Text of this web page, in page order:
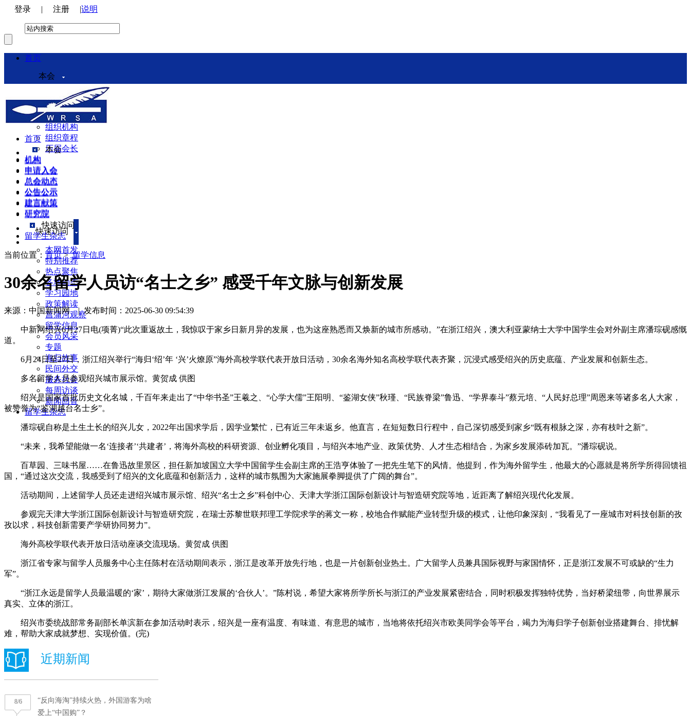
登录 | 注册 |说明
首页
本会
本会介绍
领导机构
理事会
组织机构
组织章程
历届会长
机构
申请入会
总会动态
公告公示
建言献策
研究院
快速访问
本网首发
特别推荐
热点聚焦
各地动态
学习园地
政策解读
菖蒲河观察
留学信息
会员风采
专题
海归故事
民间外交
服务社会
每周访谈
新闻回音
留学生杂志
首页
本会
机构
申请入会
总会动态
公告公示
建言献策
研究院
快速访问
留学生杂志
当前位置： 首页>留学信息
30余名留学人员访“名士之乡” 感受千年文脉与创新发展
来源：中国新闻网 |发布时间：2025-06-30 09:54:39
中新网绍兴6月27日电(项菁)“此次重返故土，我惊叹于家乡日新月异的发展，也为这座熟悉而又焕新的城市所感动。”在浙江绍兴，澳大利亚蒙纳士大学中国学生会对外副主席潘琮砚感慨
道。
6月24日至27日，浙江绍兴举行“海归‘绍’年 ‘兴’火燎原”海外高校学联代表开放日活动，30余名海外知名高校学联代表齐聚，沉浸式感受绍兴的历史底蕴、产业发展和创新生态。
多名留学人员参观绍兴城市展示馆。黄贺成 供图
绍兴是国家首批历史文化名城，千百年来走出了“中华书圣”王羲之、“心学大儒”王阳明、“鉴湖女侠”秋瑾、“民族脊梁”鲁迅、“学界泰斗”蔡元培、“人民好总理”周恩来等诸多名人大家，
被赞誉为“鉴湖越台名士乡”。
潘琮砚自称是土生土长的绍兴儿女，2022年出国求学后，因学业繁忙，已有近三年未返乡。他直言，在短短数日行程中，自己深切感受到家乡“既有根脉之深，亦有枝叶之新”。
“未来，我希望能做一名‘连接者’‘共建者’，将海外高校的科研资源、创业孵化项目，与绍兴本地产业、政策优势、人才生态相结合，为家乡发展添砖加瓦。”潘琮砚说。
百草园、三味书屋……在鲁迅故里景区，担任新加坡国立大学中国留学生会副主席的王浩亨体验了一把先生笔下的风情。他提到，作为海外留学生，他最大的心愿就是将所学所得回馈祖
国，“通过这次交流，我感受到了绍兴的文化底蕴和创新活力，这样的城市氛围为大家施展拳脚提供了广阔的舞台”。
活动期间，上述留学人员还走进绍兴城市展示馆、绍兴“名士之乡”科创中心、天津大学浙江国际创新设计与智造研究院等地，近距离了解绍兴现代化发展。
参观完天津大学浙江国际创新设计与智造研究院，在瑞士苏黎世联邦理工学院求学的蒋文一称，校地合作赋能产业转型升级的模式，让他印象深刻，“我看见了一座城市对科技创新的孜
孜以求，科技创新需要产学研协同努力”。
海外高校学联代表开放日活动座谈交流现场。黄贺成 供图
浙江省专家与留学人员服务中心主任陈村在活动期间表示，浙江是改革开放先行地，也是一片创新创业热土。广大留学人员兼具国际视野与家国情怀，正是浙江发展不可或缺的“生力
军”。
“浙江永远是留学人员最温暖的‘家’，期待大家做浙江发展的‘合伙人’。”陈村说，希望大家将所学所长与浙江的产业发展紧密结合，同时积极发挥独特优势，当好桥梁纽带，向世界展示
真实、立体的浙江。
绍兴市委统战部常务副部长单滨新在参加活动时表示，绍兴是一座有温度、有味道、有意思的城市，当地将依托绍兴市欧美同学会等平台，竭力为海归学子创新创业搭建舞台、排忧解
难，帮助大家成就梦想、实现价值。(完)